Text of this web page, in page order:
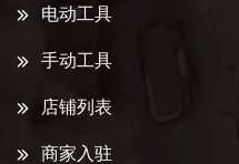
电动工具
手动工具
店铺列表
商家入驻